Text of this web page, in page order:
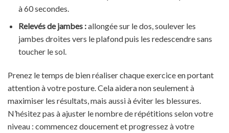
à 60 secondes.
Relevés de jambes :allongée sur le dos, soulever les
jambes droites vers le plafond puis les redescendre sans
toucher le sol.
Prenez le temps de bien réaliser chaque exercice en portant
attention à votre posture. Cela aidera non seulement à
maximiser les résultats, mais aussi à éviter les blessures.
N’hésitez pas à ajuster le nombre de répétitions selon votre
niveau : commencez doucement et progressez à votre